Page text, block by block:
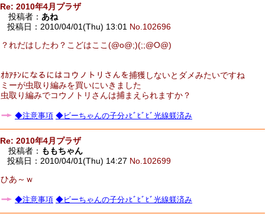
Re: 2010年4月プラザ
投稿者： あね
投稿日：2010/04/01(Thu) 13:01 No.102696
？れだはしたわ？こどはここ(@o@;)(;;@O@)
ｵｶｱﾁﾝになるにはコウノトリさんを捕獲しないとダメみたいですね
ミーが虫取り編みを買いにいきました
虫取り編みでコウノトリさんは捕まえられますか？
◆注意事項 ◆ビーちゃんの子分♪ﾋﾞﾋﾞﾋﾞ光線躾済み
Re: 2010年4月プラザ
投稿者： ももちゃん
投稿日：2010/04/01(Thu) 14:27 No.102699
ひあ～ｗ
◆注意事項 ◆ビーちゃんの子分♪ﾋﾞﾋﾞﾋﾞ光線躾済み